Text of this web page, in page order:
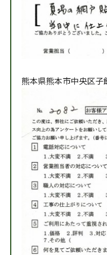
熊本県熊本市中央区